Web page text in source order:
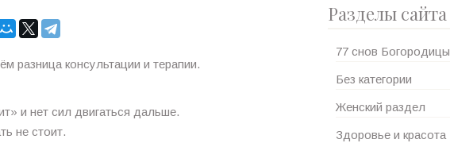
разница консультации и терапии.
и нет сил двигаться дальше.
не стоит.
Разделы сайта
77 снов Богородицы
Без категории
Женский раздел
Здоровье и красота